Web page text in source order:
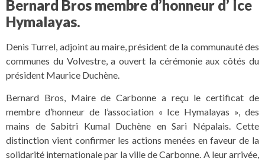
Bernard Bros membre d’honneur d’ Ice
Hymalayas.
Denis Turrel, adjoint au maire, président de la communauté des
communes du Volvestre, a ouvert la cérémonie aux côtés du
président Maurice Duchène.
Bernard Bros, Maire de Carbonne a reçu le certificat de
membre d’honneur de l’association « Ice Hymalayas », des
mains de Sabitri Kumal Duchène en Sari Népalais. Cette
distinction vient confirmer les actions menées en faveur de la
solidarité internationale par la ville de Carbonne. A leur arrivée,